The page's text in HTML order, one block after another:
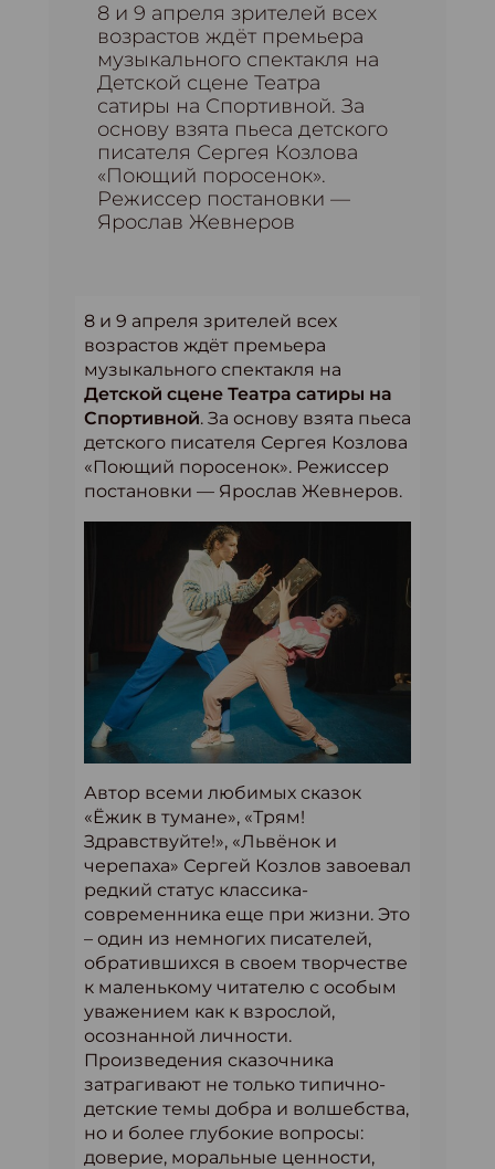
8 и 9 апреля зрителей всех
возрастов ждёт премьера
музыкального спектакля на
Детской сцене Театра
сатиры на Спортивной. За
основу взята пьеса детского
писателя Сергея Козлова
«Поющий поросенок».
Режиссер постановки —
Ярослав Жевнеров
8 и 9 апреля зрителей всех
возрастов ждёт премьера
музыкального спектакля на
Детской сцене Театра сатиры на
Спортивной. За основу взята пьеса
детского писателя Сергея Козлова
«Поющий поросенок». Режиссер
постановки — Ярослав Жевнеров.
Автор всеми любимых сказок
«Ёжик в тумане», «Трям!
Здравствуйте!», «Львёнок и
черепаха» Сергей Козлов завоевал
редкий статус классика-
современника еще при жизни. Это
– один из немногих писателей,
обратившихся в своем творчестве
к маленькому читателю с особым
уважением как к взрослой,
осознанной личности.
Произведения сказочника
затрагивают не только типично-
детские темы добра и волшебства,
но и более глубокие вопросы:
доверие, моральные ценности,